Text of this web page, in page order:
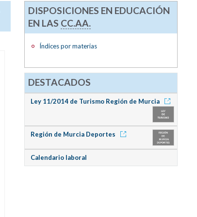
DISPOSICIONES EN EDUCACIÓN
EN LAS CC.AA.
Índices por materias
DESTACADOS
Ley 11/2014 de Turismo Región de Murcia
Región de Murcia Deportes
Calendario laboral